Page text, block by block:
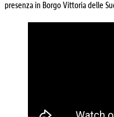
presenza in Borgo Vittoria delle